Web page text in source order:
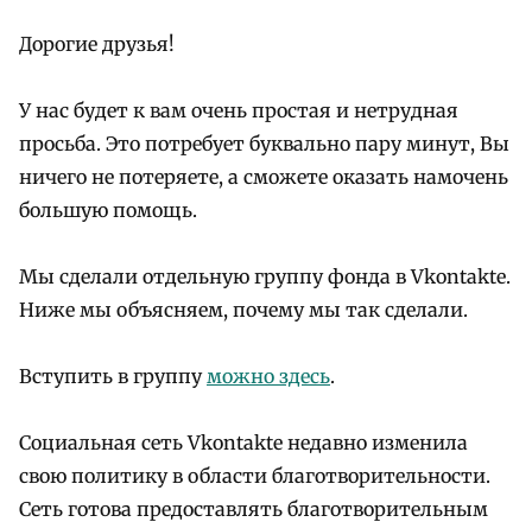
Дорогие друзья!
У нас будет к вам очень простая и нетрудная
просьба. Это потребует буквально пару минут, Вы
ничего не потеряете, а сможете оказать намочень
большую помощь.
Мы сделали отдельную группу фонда в Vkontakte.
Ниже мы объясняем, почему мы так сделали.
Вступить в группу можно здесь.
Социальная сеть Vkontakte недавно изменила
свою политику в области благотворительности.
Сеть готова предоставлять благотворительным